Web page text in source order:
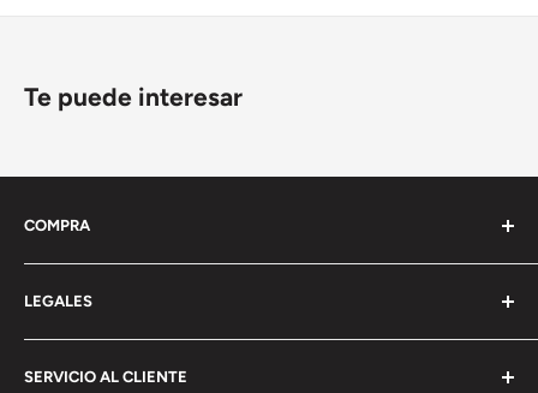
Te puede interesar
COMPRA
Métodos de pago
Poítica de Envíos
Recepción e Incidencias
LEGALES
Política de Privacidad
SERVICIO AL CLIENTE